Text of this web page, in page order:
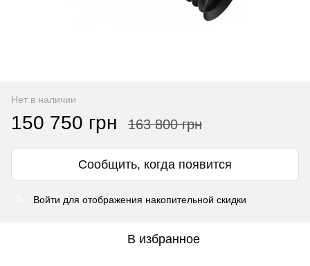
Нет в наличии
150 750 грн 163 800 грн
Сообщить, когда появится
Войти для отображения накопительной скидки
В избранное